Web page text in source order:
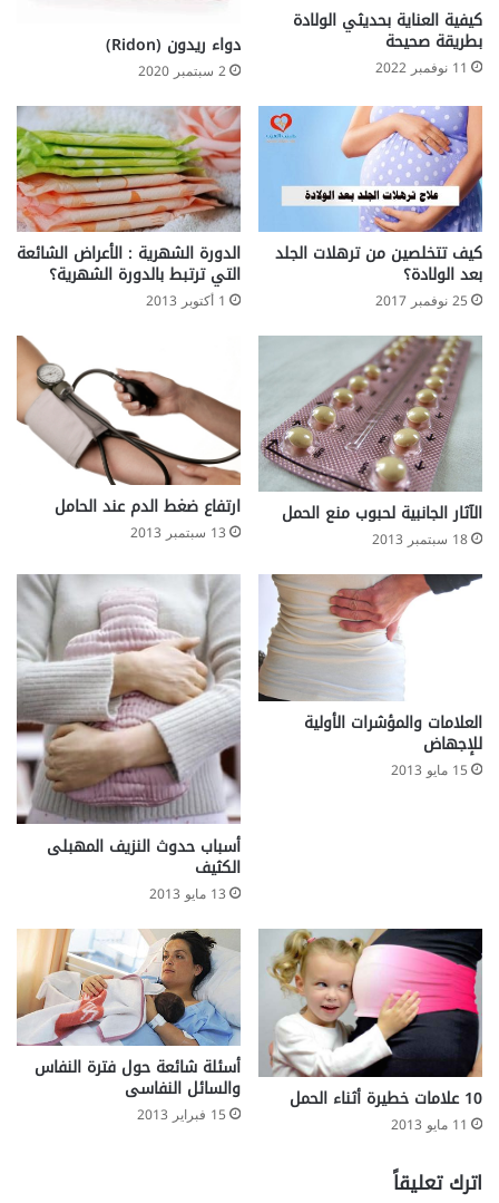
ل
ا
ل
ج
ف
ل
م
أ
ه
كيفية العناية بحديثي الولادة
بطريقة صحيحة
11 نوفمبر 2022
دواء ريدون (Ridon)
2 سبتمبر 2020
كيف تتخلصين من ترهلات الجلد
بعد الولادة؟
25 نوفمبر 2017
الدورة الشهرية : الأعراض الشائعة
التي ترتبط بالدورة الشهرية؟
1 أكتوبر 2013
الآثار الجانبية لحبوب منع الحمل
18 سبتمبر 2013
ارتفاع ضغط الدم عند الحامل
13 سبتمبر 2013
العلامات والمؤشرات الأولية
للإجهاض
15 مايو 2013
أسباب حدوث النزيف المهبلى
الكثيف
13 مايو 2013
10 علامات خطيرة أثناء الحمل
11 مايو 2013
أسئلة شائعة حول فترة النفاس
والسائل النفاسى
15 فبراير 2013
اترك تعليقاً